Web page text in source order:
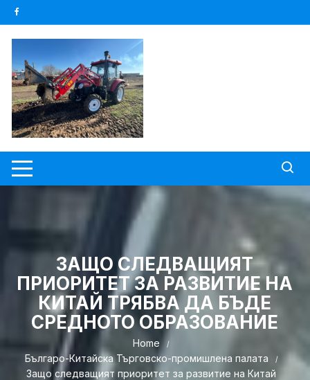
Skip
to
content
ЗАЩО СЛЕДВАЩИЯТ
ПРИОРИТЕТ ЗА РАЗВИТИЕ НА
КИТАЙ ТРЯБВА ДА БЪДЕ
СРЕДНОТО ОБРАЗОВАНИЕ
Home
Българо-Китайска Търговско-промишлена палaта
Защо следващият приоритет за развитие на Китай